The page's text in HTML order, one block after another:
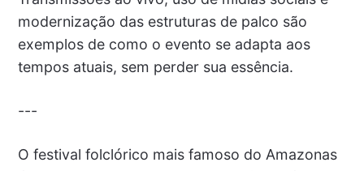
modernização das estruturas de palco são
exemplos de como o evento se adapta aos
tempos atuais, sem perder sua essência.
---
O festival folclórico mais famoso do Amazonas